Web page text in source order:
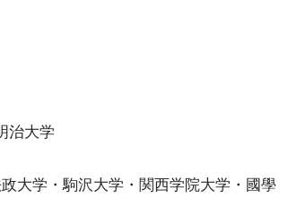
治大学
大学・駒沢大学・関西学院大学・國學